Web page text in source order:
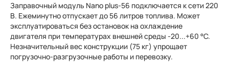
Заправочный модуль Nano plus-56 подключается к сети 220
В. Ежеминутно отпускает до 56 литров топлива. Может
эксплуатироваться без остановок на охлаждение
двигателя при температурах внешней среды -20...+60 °С.
Незначительный вес конструкции (75 кг) упрощает
погрузочно-разгрузочные работы и перевозку.